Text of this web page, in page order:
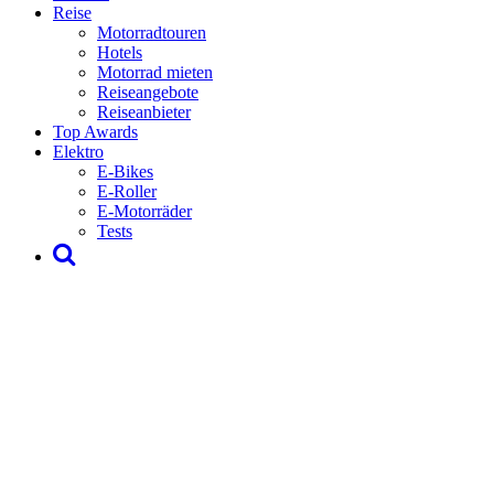
Reise
Motorradtouren
Hotels
Motorrad mieten
Reiseangebote
Reiseanbieter
Top Awards
Elektro
E-Bikes
E-Roller
E-Motorräder
Tests